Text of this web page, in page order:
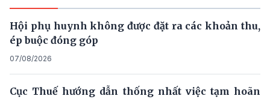
Hội phụ huynh không được đặt ra các khoản thu,
ép buộc đóng góp
07/08/2026
Cục Thuế hướng dẫn thống nhất việc tạm hoãn